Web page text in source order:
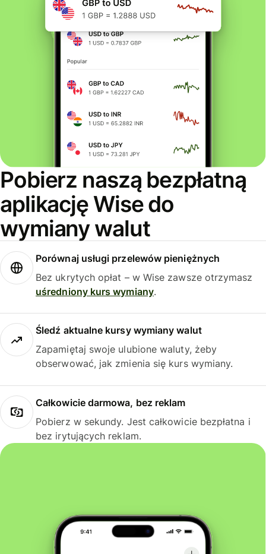
Pobierz naszą bezpłatną
aplikację Wise do
wymiany walut
Porównaj usługi przelewów pieniężnych
Bez ukrytych opłat – w Wise zawsze otrzymasz
uśredniony kurs wymiany.
Śledź aktualne kursy wymiany walut
Zapamiętaj swoje ulubione waluty, żeby
obserwować, jak zmienia się kurs wymiany.
Całkowicie darmowa, bez reklam
Pobierz w sekundy. Jest całkowicie bezpłatna i
bez irytujących reklam.